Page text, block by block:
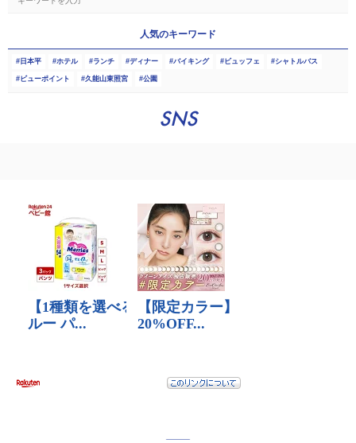
人気のキーワード
日本平 ホテル ランチ ディナー バイキング ビュッフェ シャトルバス
ビューポイント 久能山東照宮 公園
SNS